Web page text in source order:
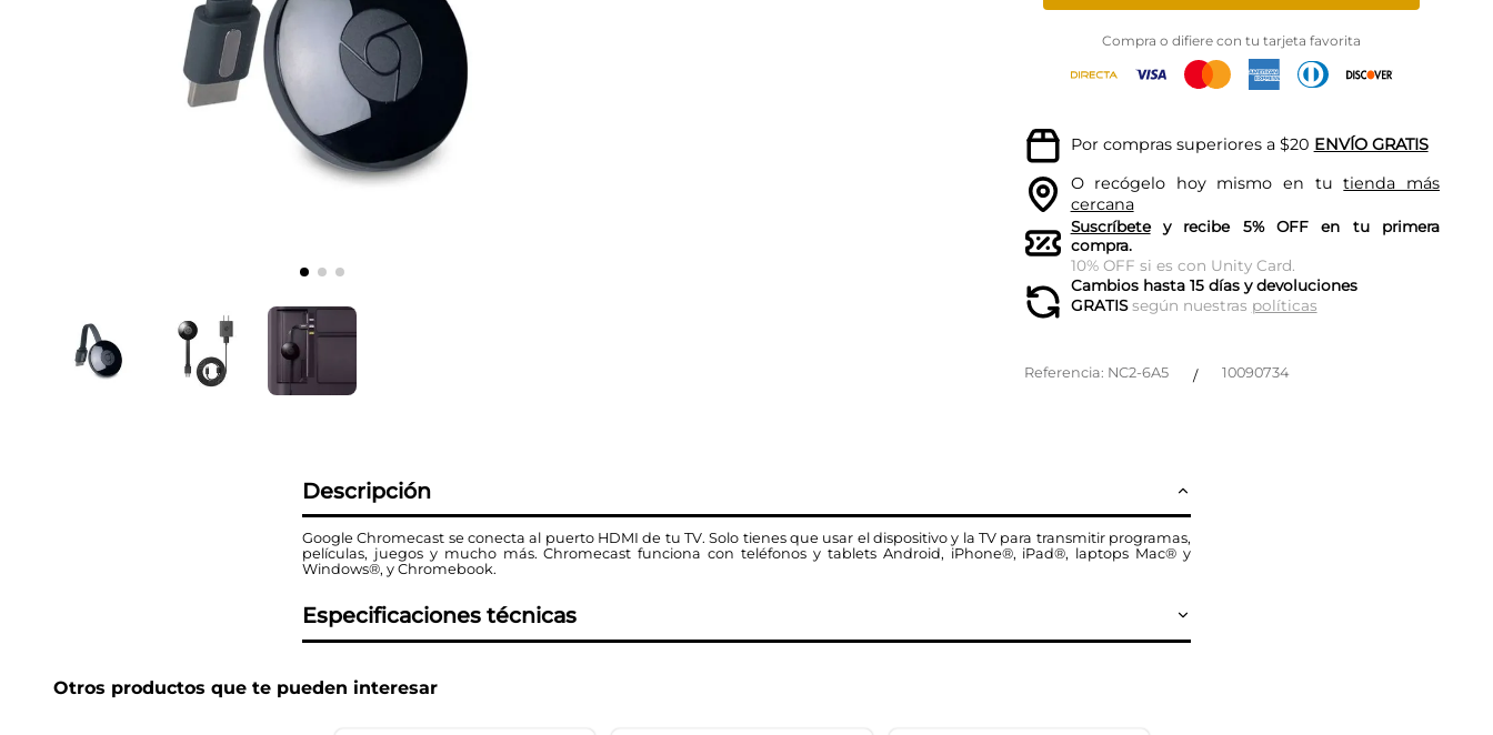
Compra o difiere con tu tarjeta favorita
Por compras superiores a $20 ENVÍO GRATIS
O recógelo hoy mismo en tutienda más
cercana
Suscríbetey recibe 5% OFF en tu primera
compra.
10% OFF si es con Unity Card.
Cambios hasta 15 días y devoluciones
GRATISsegún nuestras políticas
Referencia: NC2-6A5 / 10090734
Descripción
Google Chromecast se conecta al puerto HDMI de tu TV. Solo tienes que usar el dispositivo y la TV para transmitir programas,
películas, juegos y mucho más. Chromecast funciona con teléfonos y tablets Android, iPhone®, iPad®, laptops Mac® y
Windows®, y Chromebook.
Especificaciones técnicas
Otros productos que te pueden interesar